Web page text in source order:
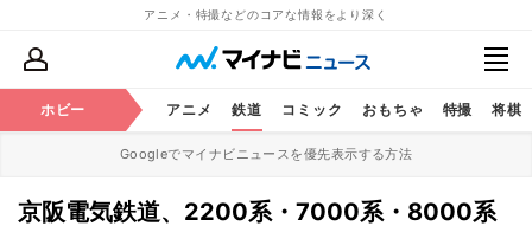
アニメ・特撮などのコアな情報をより深く
ホビー アニメ 鉄道 コミック おもちゃ 特撮 将棋
Googleでマイナビニュースを優先表示する方法
京阪電気鉄道、2200系・7000系・8000系